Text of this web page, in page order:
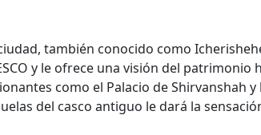
también conocido como
y le ofrece una visión del
como el Palacio de Shirvanshah y
del casco antiguo le dará la